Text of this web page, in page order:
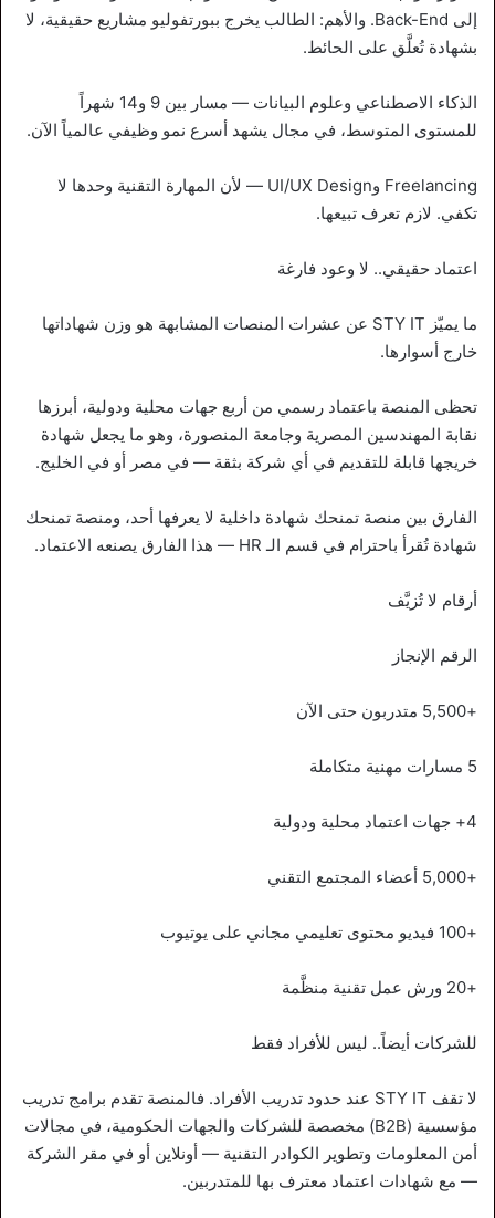
إلى Back-End. والأهم: الطالب يخرج ببورتفوليو مشاريع حقيقية، لا
بشهادة تُعلَّق على الحائط.
الذكاء الاصطناعي وعلوم البيانات — مسار بين 9 و14 شهراً
للمستوى المتوسط، في مجال يشهد أسرع نمو وظيفي عالمياً الآن.
Freelancing وUI/UX Design — لأن المهارة التقنية وحدها لا
تكفي. لازم تعرف تبيعها.
اعتماد حقيقي.. لا وعود فارغة
ما يميّز STY IT عن عشرات المنصات المشابهة هو وزن شهاداتها
خارج أسوارها.
تحظى المنصة باعتماد رسمي من أربع جهات محلية ودولية، أبرزها
نقابة المهندسين المصرية وجامعة المنصورة، وهو ما يجعل شهادة
خريجها قابلة للتقديم في أي شركة بثقة — في مصر أو في الخليج.
الفارق بين منصة تمنحك شهادة داخلية لا يعرفها أحد، ومنصة تمنحك
شهادة تُقرأ باحترام في قسم الـ HR — هذا الفارق يصنعه الاعتماد.
أرقام لا تُزيَّف
الرقم الإنجاز
+5,500 متدربون حتى الآن
5 مسارات مهنية متكاملة
4+ جهات اعتماد محلية ودولية
+5,000 أعضاء المجتمع التقني
+100 فيديو محتوى تعليمي مجاني على يوتيوب
+20 ورش عمل تقنية منظَّمة
للشركات أيضاً.. ليس للأفراد فقط
لا تقف STY IT عند حدود تدريب الأفراد. فالمنصة تقدم برامج تدريب
مؤسسية (B2B) مخصصة للشركات والجهات الحكومية، في مجالات
أمن المعلومات وتطوير الكوادر التقنية — أونلاين أو في مقر الشركة
— مع شهادات اعتماد معترف بها للمتدربين.